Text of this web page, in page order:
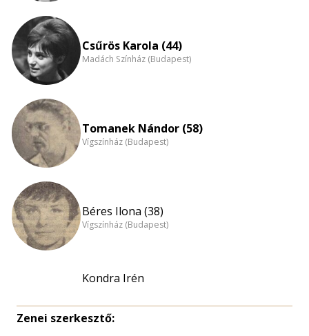
Csűrös Karola (44)
Madách Színház (Budapest)
Tomanek Nándor (58)
Vígszínház (Budapest)
Béres Ilona (38)
Vígszínház (Budapest)
Kondra Irén
Zenei szerkesztő: